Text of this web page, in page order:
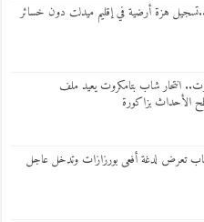
هزة أرضية في إقليم ميدلت دون خسائر
انتحار شاب بتامكروت يعيد ملف
الأحداث بزاكورة
تعرض لدغة أفعى بورزازات وتدخل عاجل